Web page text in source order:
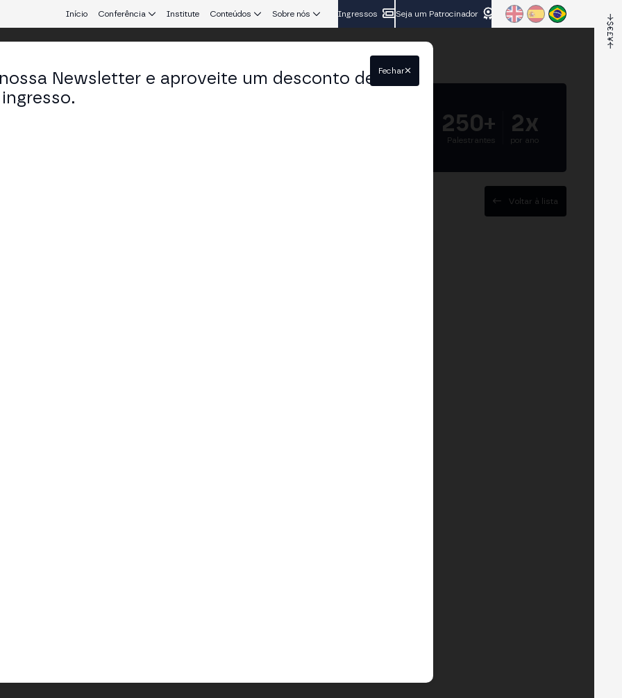
Início Conferência Institute Conteúdos Sobre nós Ingressos Seja um Patrocinador
250+
Palestrantes
2x
por ano
Voltar à lista
Newsletter e aproveite um desconto de
Fechar